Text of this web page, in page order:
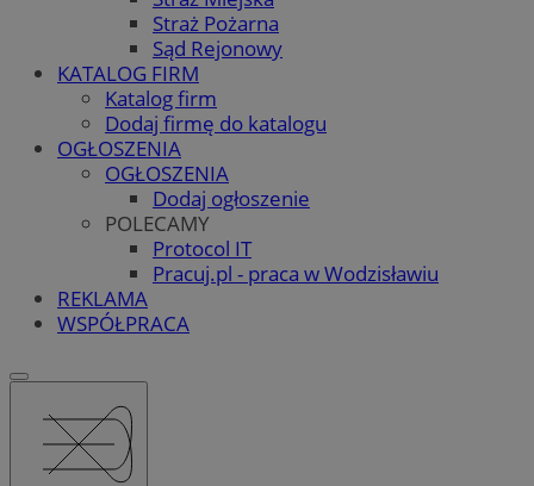
Straż Pożarna
Sąd Rejonowy
KATALOG FIRM
Katalog firm
Dodaj firmę do katalogu
OGŁOSZENIA
OGŁOSZENIA
Dodaj ogłoszenie
POLECAMY
Protocol IT
Pracuj.pl - praca w Wodzisławiu
REKLAMA
WSPÓŁPRACA